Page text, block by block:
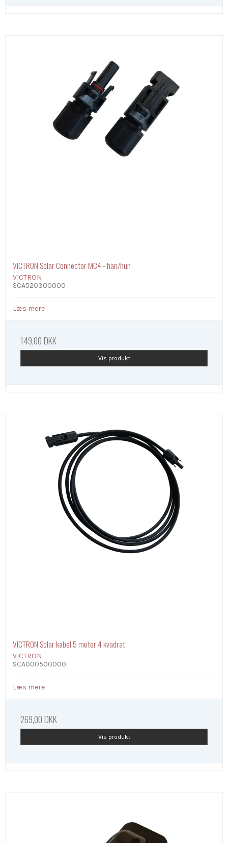
VICTRON Solar Connector MC4 - han/hun
VICTRON
SCA520300000
Læs mere
149,00 DKK
Vis produkt
VICTRON Solar kabel 5 meter 4 kvadrat
VICTRON
SCA000500000
Læs mere
269,00 DKK
Vis produkt